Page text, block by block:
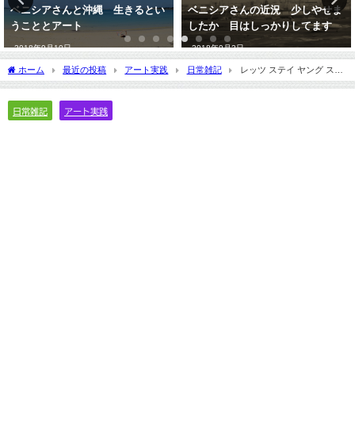
ベニシアさんの近況 少しやせま
したか 目はしっかりしてます
2018年9月2日
ベニシアさんとスカボローフェア
2022年6月19日
ホーム 最近の投稿 アート実践 日常雑記
レッツ ステイ ヤング スピ
リチュアルなパワーを内に
日常雑記 アート実践